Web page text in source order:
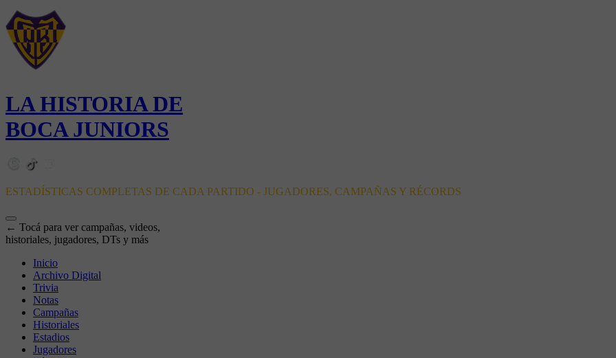
LA HISTORIA DE
BOCA JUNIORS
ESTADÍSTICAS COMPLETAS DE CADA PARTIDO - JUGADORES, CAMPAÑAS Y RÉCORDS
← Tocá para ver campañas, videos,
historiales, jugadores, DTs y más
Inicio
Archivo Digital
Trivia
Notas
Campañas
Historiales
Estadios
Jugadores